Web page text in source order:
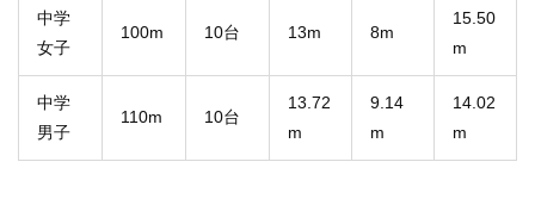
中学
女子
100m 10台 13m 8m
15.50
m
中学
男子
110m 10台
13.72
m
9.14
m
14.02
m